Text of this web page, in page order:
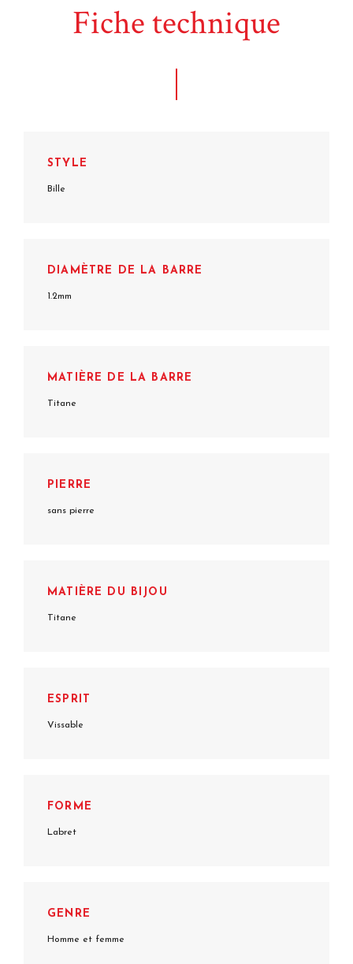
Fiche technique
STYLE
Bille
DIAMÈTRE DE LA BARRE
1.2mm
MATIÈRE DE LA BARRE
Titane
PIERRE
sans pierre
MATIÈRE DU BIJOU
Titane
ESPRIT
Vissable
FORME
Labret
GENRE
Homme et femme